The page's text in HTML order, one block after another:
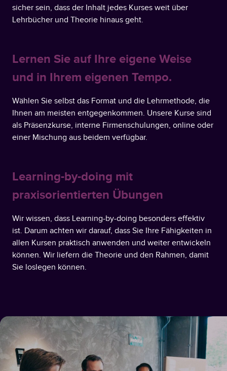
sicher sein, dass der Inhalt jedes Kurses weit über
Lehrbücher und Theorie hinaus geht.
Lernen Sie auf Ihre eigene Weise
und in Ihrem eigenen Tempo.
Wählen Sie selbst das Format und die Lehrmethode, die
Ihnen am meisten entgegenkommen. Unsere Kurse sind
als Präsenzkurse, interne Firmenschulungen, online oder
einer Mischung aus beidem verfügbar.
Learning-by-doing mit
praxisorientierten Übungen
Wir wissen, dass Learning-by-doing besonders effektiv
ist. Darum achten wir darauf, dass Sie Ihre Fähigkeiten in
allen Kursen praktisch anwenden und weiter entwickeln
können. Wir liefern die Theorie und den Rahmen, damit
Sie loslegen können.